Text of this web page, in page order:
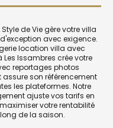
de Vie gère votre villa
avec exigence.
location villa avec
Issambres crée votre
reportages photos
assure son référencement
les plateformes. Notre
ajuste vos tarifs en
votre rentabilité
de la saison.